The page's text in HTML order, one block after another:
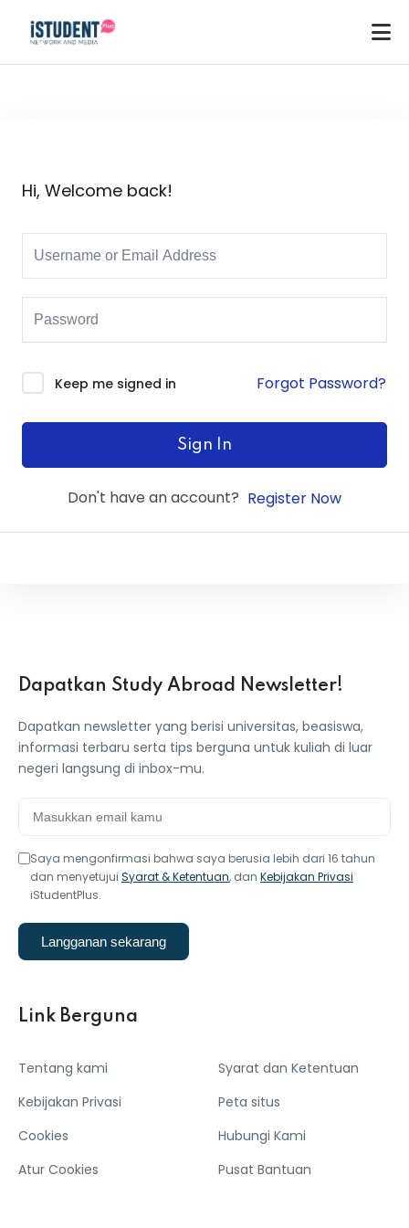
Hi, Welcome back!
Keep me signed in Forgot Password?
Sign In
Don't have an account? Register Now
Dapatkan Study Abroad Newsletter!
Dapatkan newsletter yang berisi universitas, beasiswa,
informasi terbaru serta tips berguna untuk kuliah di luar
negeri langsung di inbox-mu.
Saya mengonfirmasi bahwa saya berusia lebih dari 16 tahun
dan menyetujui Syarat & Ketentuan, dan Kebijakan Privasi
iStudentPlus.
Langganan sekarang
Link Berguna
Tentang kami
Kebijakan Privasi
Cookies
Atur Cookies
Syarat dan Ketentuan
Peta situs
Hubungi Kami
Pusat Bantuan